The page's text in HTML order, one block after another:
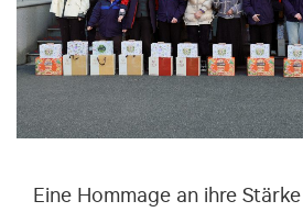
Eine Hommage an ihre